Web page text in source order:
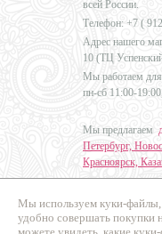
Мы используем куки-
удобно совершать покупки
всей России.
Телефон: +7 (
Адрес нашего
10 (ТЦ
Мы работаем
пн-сб 11:00-
Мы предлагаем
Петербург,
Красноярск,
Дизайн - Наталья